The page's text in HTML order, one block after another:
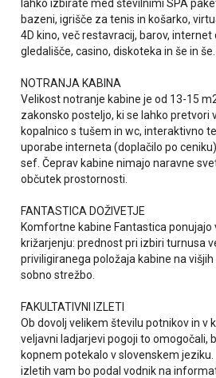
lahko izbirate med številnimi SPA
bazeni, igrišče za tenis in košarko,
4D kino, več restavracij, barov,
gledališče, casino, diskoteka in še in še.
NOTRANJA KABINA
Velikost notranje kabine je od 13-15
zakonsko posteljo, ki se lahko pretvori
kopalnico s tušem in wc, interaktivno
uporabe interneta (doplačilo po
sef. Čeprav kabine nimajo naravne
občutek prostornosti.
FANTASTICA DOŽIVETJE
Komfortne kabine Fantastica ponujajo
križarjenju: prednost pri izbiri turnusa
priviligiranega položaja kabine na
sobno strežbo.
FAKULTATIVNI IZLETI
Ob dovolj velikem številu potnikov in v
veljavni ladjarjevi pogoji to omogočali,
kopnem potekalo v slovenskem
izletih vam bo podal vodnik na